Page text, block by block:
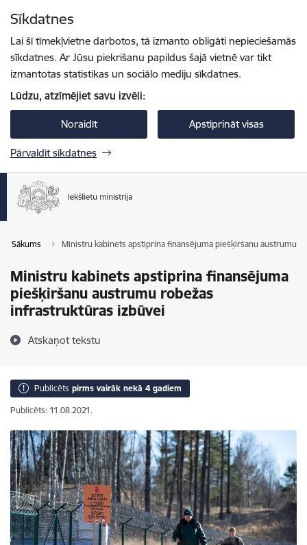
Sīkdatnes
Lai šī tīmekļvietne darbotos, tā izmanto obligāti nepieciešamās
sīkdatnes. Ar Jūsu piekrišanu papildus šajā vietnē var tikt
izmantotas statistikas un sociālo mediju sīkdatnes.
Lūdzu, atzīmējiet savu izvēli:
Noraidīt Apstiprināt visas
Pārvaldīt sīkdatnes
Sākums Ministru kabinets apstiprina finansējuma piešķiršanu austrumu
Ministru kabinets apstiprina finansējuma
piešķiršanu austrumu robežas
infrastruktūras izbūvei
Atskaņot tekstu
Publicēts pirms vairāk nekā 4 gadiem
Publicēts: 11.08.2021.